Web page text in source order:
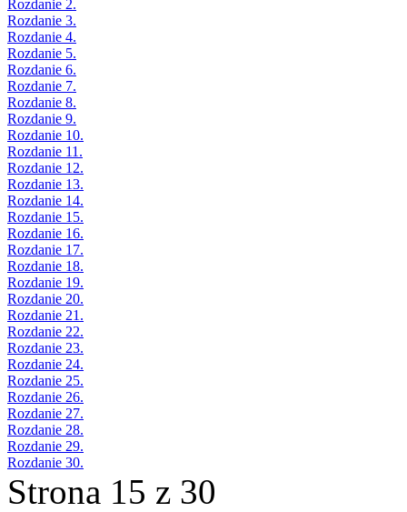
Rozdanie 2.
Rozdanie 3.
Rozdanie 4.
Rozdanie 5.
Rozdanie 6.
Rozdanie 7.
Rozdanie 8.
Rozdanie 9.
Rozdanie 10.
Rozdanie 11.
Rozdanie 12.
Rozdanie 13.
Rozdanie 14.
Rozdanie 15.
Rozdanie 16.
Rozdanie 17.
Rozdanie 18.
Rozdanie 19.
Rozdanie 20.
Rozdanie 21.
Rozdanie 22.
Rozdanie 23.
Rozdanie 24.
Rozdanie 25.
Rozdanie 26.
Rozdanie 27.
Rozdanie 28.
Rozdanie 29.
Rozdanie 30.
Strona 15 z 30